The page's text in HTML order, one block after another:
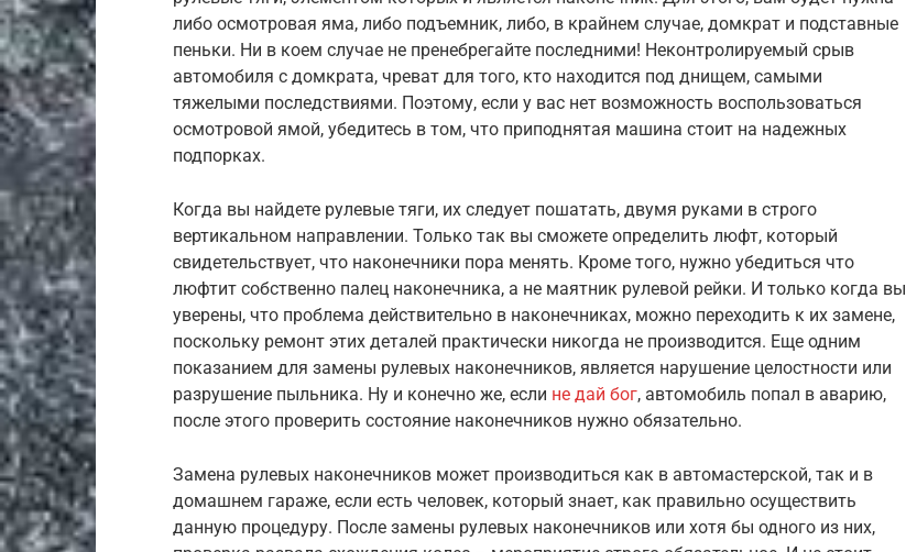
либо осмотровая яма, либо подъемник, либо, в крайнем случае, домкрат и подставные
пеньки. Ни в коем случае не пренебрегайте последними! Неконтролируемый срыв
автомобиля с домкрата, чреват для того, кто находится под днищем, самыми
тяжелыми последствиями. Поэтому, если у вас нет возможность воспользоваться
осмотровой ямой, убедитесь в том, что приподнятая машина стоит на надежных
подпорках.
Когда вы найдете рулевые тяги, их следует пошатать, двумя руками в строго
вертикальном направлении. Только так вы сможете определить люфт, который
свидетельствует, что наконечники пора менять. Кроме того, нужно убедиться что
люфтит собственно палец наконечника, а не маятник рулевой рейки. И только когда вы
уверены, что проблема действительно в наконечниках, можно переходить к их замене,
поскольку ремонт этих деталей практически никогда не производится. Еще одним
показанием для замены рулевых наконечников, является нарушение целостности или
разрушение пыльника. Ну и конечно же, если не дай бог, автомобиль попал в аварию,
после этого проверить состояние наконечников нужно обязательно.
Замена рулевых наконечников может производиться как в автомастерской, так и в
домашнем гараже, если есть человек, который знает, как правильно осуществить
данную процедуру. После замены рулевых наконечников или хотя бы одного из них,